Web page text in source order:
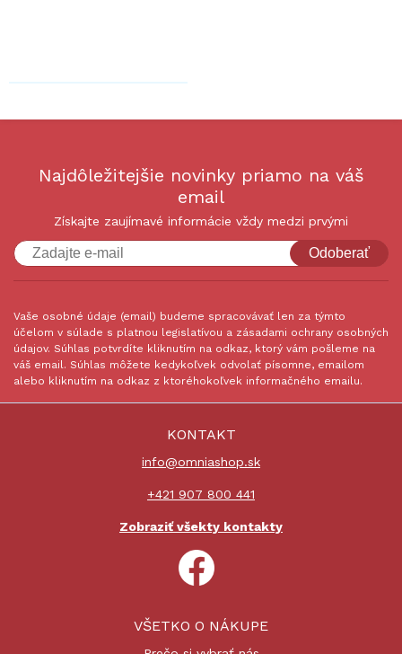
Najdôležitejšie novinky priamo na váš
email
Získajte zaujímavé informácie vždy medzi prvými
Odoberať
Vaše osobné údaje (email) budeme spracovávať len za týmto
účelom v súlade s platnou legislatívou a zásadami ochrany osobných
údajov. Súhlas potvrdíte kliknutím na odkaz, ktorý vám pošleme na
váš email. Súhlas môžete kedykoľvek odvolať písomne, emailom
alebo kliknutím na odkaz z ktoréhokoľvek informačného emailu.
KONTAKT
info@omniashop.sk
+421 907 800 441
Zobraziť všekty kontakty
VŠETKO O NÁKUPE